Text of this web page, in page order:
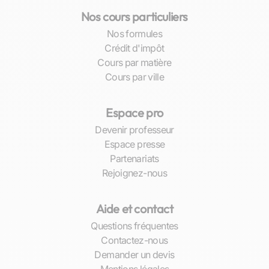
moment idéal pour leurs sessions
d’apprentissage, facilitant ainsi la conciliation
entre vie professionnelle, études et
développement personnel.
Les cours sont organisés de manière à offrir :
groupes pour une attention maximale ;
Des cours disponibles via différentes
plateformes : classe virtuelle, téléphone ou
visioconférence ;
La possibilité d’ajuster fréquemment le
progression.
Impact sur la réussite scolaire et professionnelle
L’impact des cours particuliers de langues
Nos cours particuliers
Nos formules
Crédit d'impôt
Cours par matière
Cours par ville
Espace pro
Devenir professeur
Espace presse
Partenariats
Rejoignez-nous
Aide et contact
Questions fréquentes
Contactez-nous
Demander un devis